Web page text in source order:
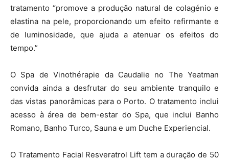
tratamento “promove a produção natural de colagénio e
elastina na pele, proporcionando um efeito refirmante e
de luminosidade, que ajuda a atenuar os efeitos do
tempo.”
O Spa de Vinothérapie da Caudalie no The Yeatman
convida ainda a desfrutar do seu ambiente tranquilo e
das vistas panorâmicas para o Porto. O tratamento inclui
acesso à área de bem-estar do Spa, que inclui Banho
Romano, Banho Turco, Sauna e um Duche Experiencial.
O Tratamento Facial Resveratrol Lift tem a duração de 50